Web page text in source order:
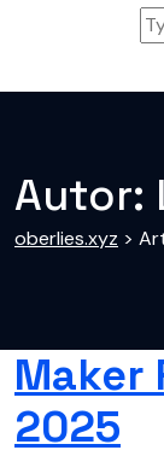
Autor:
oberlies.xyz >
Maker
2025